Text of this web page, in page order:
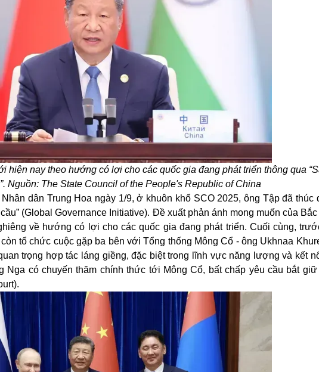
hiện nay theo hướng có lợi cho các quốc gia đang phát triển thông qua
Nguồn: The State Council of the People's Republic of China
dân Trung Hoa ngày 1/9, ở khuôn khổ SCO 2025, ông Tập đã thúc
(Global Governance Initiative). Đề xuất phản ánh mong muốn của
về hướng có lợi cho các quốc gia đang phát triển. Cuối cùng,
tổ chức cuộc gặp ba bên với Tổng thống Mông Cổ - ông Ukhnaa
trọng hợp tác láng giềng, đặc biệt trong lĩnh vực năng lượng và kết
Nga có chuyến thăm chính thức tới Mông Cổ, bất chấp yêu cầu bắt